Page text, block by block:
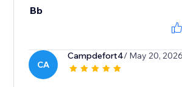
Bb
CA
Campdefort4/ May 20, 2026